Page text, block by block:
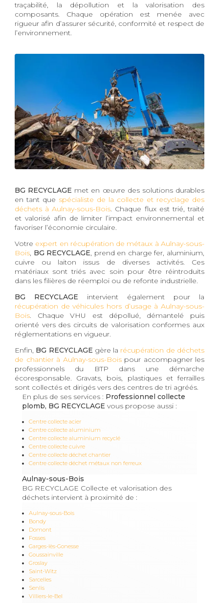
traçabilité, la dépollution et la valorisation des
composants. Chaque opération est menée avec
rigueur afin d’assurer sécurité, conformité et respect de
l’environnement.
BG RECYCLAGE met en œuvre des solutions durables
en tant que spécialiste de la collecte et recyclage des
déchets à Aulnay-sous-Bois. Chaque flux est trié, traité
et valorisé afin de limiter l’impact environnemental et
favoriser l’économie circulaire.
Votre expert en récupération de métaux à Aulnay-sous-
Bois, BG RECYCLAGE, prend en charge fer, aluminium,
cuivre ou laiton issus de diverses activités. Ces
matériaux sont triés avec soin pour être réintroduits
dans les filières de réemploi ou de refonte industrielle.
BG RECYCLAGE intervient également pour la
récupération de véhicules hors d’usage à Aulnay-sous-
Bois. Chaque VHU est dépollué, démantelé puis
orienté vers des circuits de valorisation conformes aux
réglementations en vigueur.
Enfin, BG RECYCLAGE gère la récupération de déchets
de chantier à Aulnay-sous-Boispour accompagner les
professionnels du BTP dans une démarche
écoresponsable. Gravats, bois, plastiques et ferrailles
sont collectés et dirigés vers des centres de tri agréés.
En plus de ses services : Professionnel collecte
plomb, BG RECYCLAGE vous propose aussi :
Centre collecte acier
Centre collecte aluminium
Centre collecte aluminium recyclé
Centre collecte cuivre
Centre collecte déchet chantier
Centre collecte déchet métaux non ferreux
Aulnay-sous-Bois
BG RECYCLAGE Collecte et valorisation des
déchets intervient à proximité de :
Aulnay-sous-Bois
Bondy
Domont
Fosses
Garges-lès-Gonesse
Goussainville
Groslay
Saint-Witz
Sarcelles
Senlis
Villiers-le-Bel